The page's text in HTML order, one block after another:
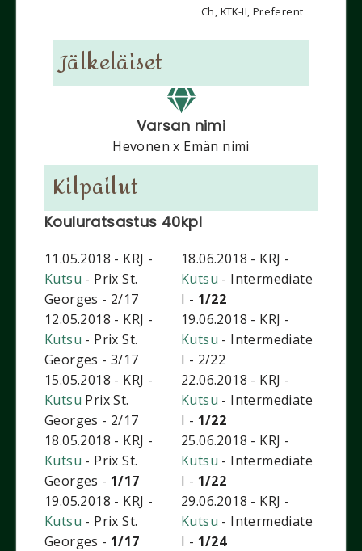
Ch, KTK-II, Preferent
Jälkeläiset
Varsan nimi
Hevonen x Emän nimi
Kilpailut
Kouluratsastus 40kpl
11.05.2018 - KRJ -
Kutsu - Prix St.
Georges - 2/17
12.05.2018 - KRJ -
Kutsu - Prix St.
Georges - 3/17
15.05.2018 - KRJ -
Kutsu Prix St.
Georges - 2/17
18.05.2018 - KRJ -
Kutsu - Prix St.
Georges - 1/17
19.05.2018 - KRJ -
Kutsu - Prix St.
Georges - 1/17
18.06.2018 - KRJ -
Kutsu - Intermediate
I - 1/22
19.06.2018 - KRJ -
Kutsu - Intermediate
I - 2/22
22.06.2018 - KRJ -
Kutsu - Intermediate
I - 1/22
25.06.2018 - KRJ -
Kutsu - Intermediate
I - 1/22
29.06.2018 - KRJ -
Kutsu - Intermediate
I - 1/24